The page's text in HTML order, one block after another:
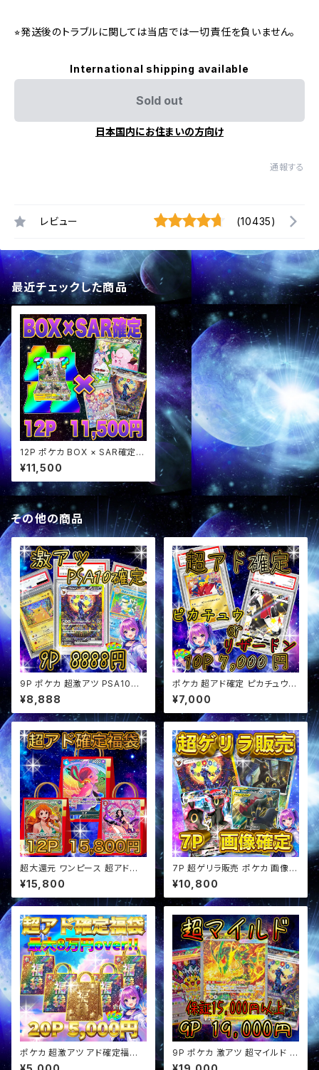
⭐︎発送後のトラブルに関しては当店では一切責任を負いません。
International shipping available
Sold out
日本国内にお住まいの方向け
通報する
レビュー (10435)
最近チェックした商品
12P ポケカ BOX × SAR確定
セットパック オリパ
¥11,500
その他の商品
9P ポケカ 超激アツ PSA10確
定 オリパ
¥8,888
ポケカ 超アド確定 ピカチュウor
リザードン確定 オリパ
¥7,000
超大還元 ワンピース 超アド確
定福袋 オリパ
¥15,800
7P 超ゲリラ販売 ポケカ 画像確
定 オリパ
¥10,800
ポケカ 超激アツ アド確定福袋
オリパ
9P ポケカ 激アツ 超マイルド オ
リパ